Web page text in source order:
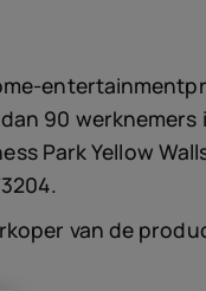
90
Park Yellow
van de